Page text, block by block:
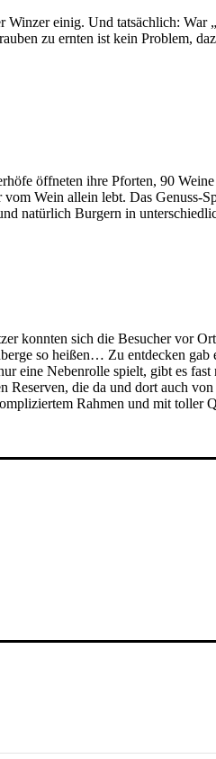
einig. Und tatsächlich: War
zu ernten ist kein Problem,
öffneten ihre Pforten, 90
Wein allein lebt. Das Genuss-
natürlich Burgern in
konnten sich die Besucher vor
so heißen… Zu entdecken gab
eine Nebenrolle spielt, gibt es fast
die da und dort auch von
Rahmen und mit toller